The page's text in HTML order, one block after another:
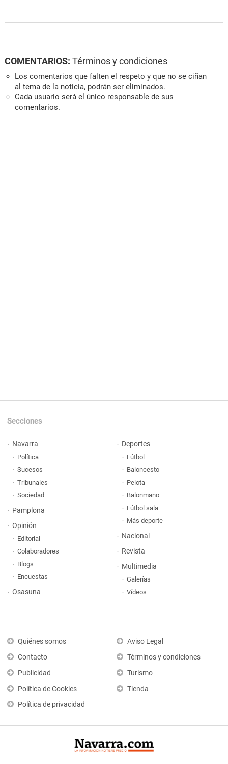
COMENTARIOS: Términos y condiciones
Los comentarios que falten el respeto y que no se ciñan
al tema de la noticia, podrán ser eliminados.
Cada usuario será el único responsable de sus
comentarios.
Secciones
Navarra
Política
Sucesos
Tribunales
Sociedad
Pamplona
Opinión
Editorial
Colaboradores
Blogs
Encuestas
Osasuna
Deportes
Fútbol
Baloncesto
Pelota
Balonmano
Fútbol sala
Más deporte
Nacional
Revista
Multimedia
Galerías
Vídeos
Quiénes somos
Contacto
Publicidad
Política de Cookies
Política de privacidad
Aviso Legal
Términos y condiciones
Turismo
Tienda